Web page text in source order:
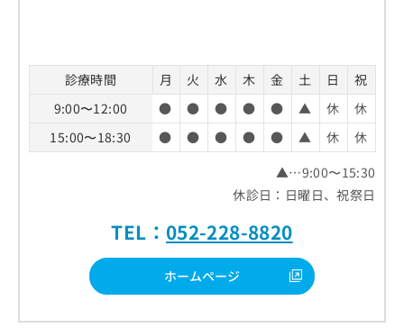
診療時間 月 火 水 木 金 土 日
祝
9:00〜12:00
● ● ● ● ● ▲ 休
休
15:00〜18:30
● ● ● ● ● ▲ 休
休
▲…9:00〜15:30
休診日：日曜日、祝祭日
TEL： 052-228-8820
ホームページ